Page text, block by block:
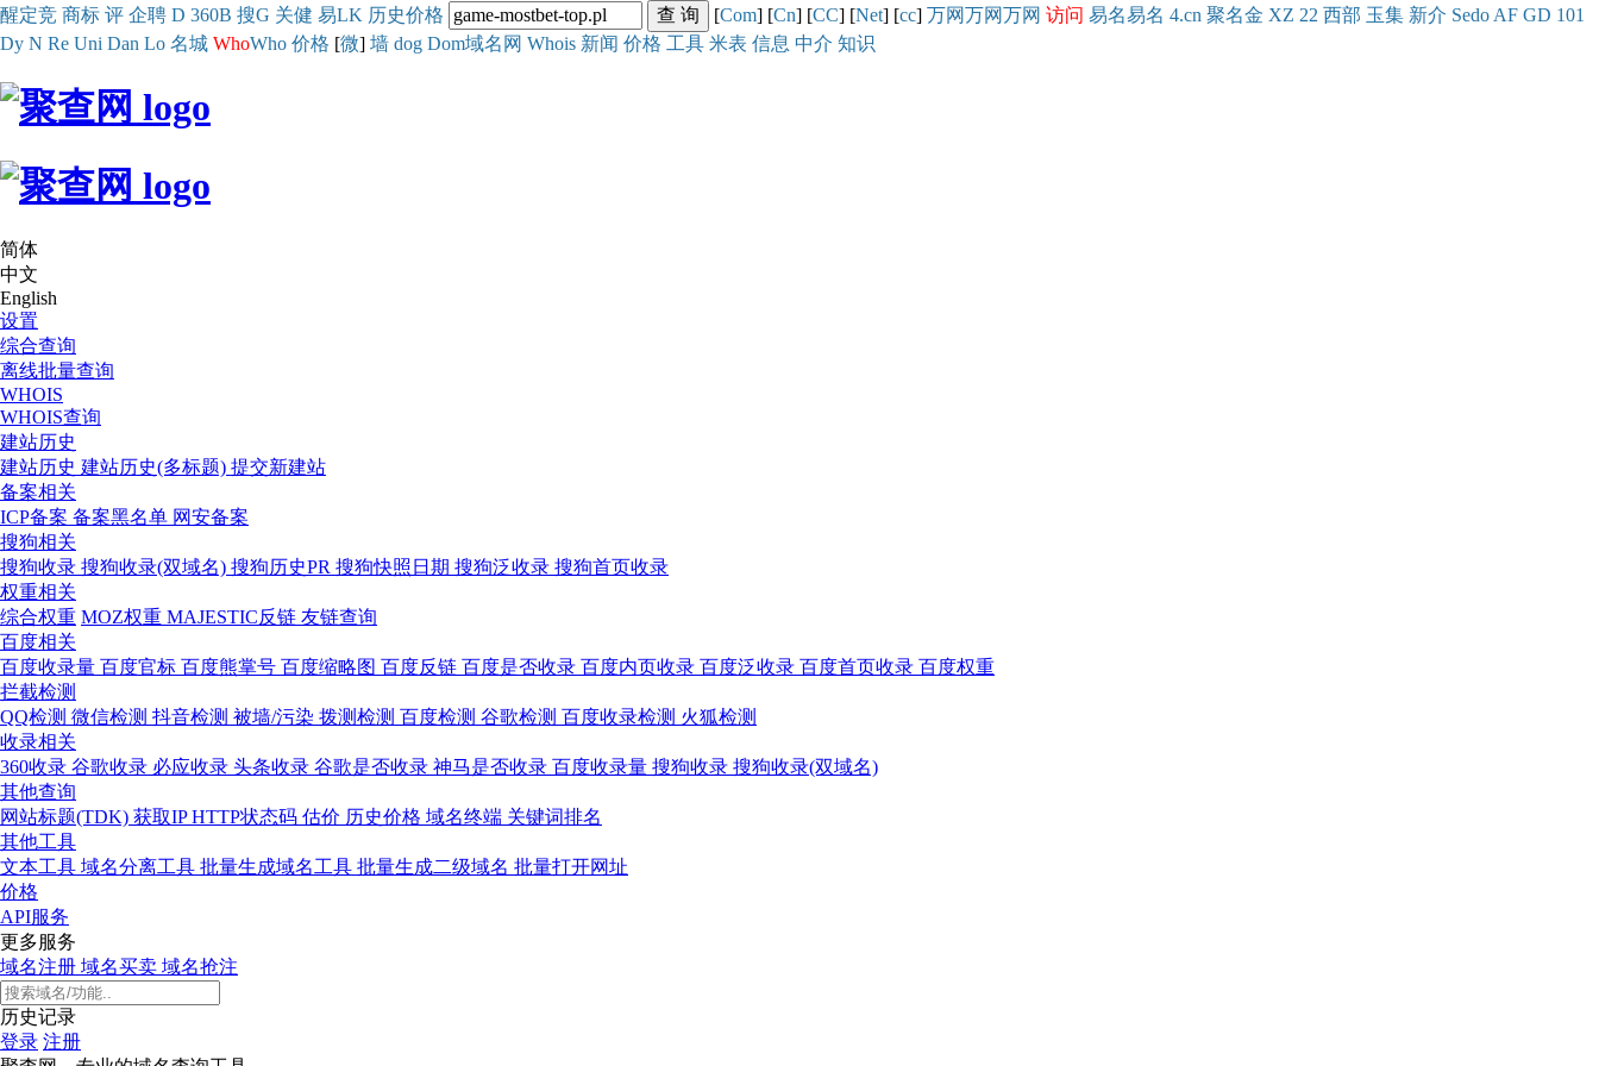
醒定竞 商标 评 企聘 D 360B 搜G 关健 易LK 历史价格 [Com] [Cn] [CC] [Net] [cc] 万网万网万网 访问 易名易名 4.cn 聚名金 XZ 22 西部 玉集 新介 Sedo AF GD 101
Dy N Re Uni Dan Lo 名城 WhoWho 价格 [微] 墙 dog Dom域名网 Whois 新闻 价格 工具 米表 信息 中介 知识